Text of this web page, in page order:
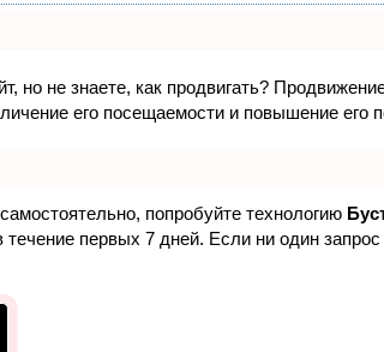
но не знаете, как продвигать?
его посещаемости и повышение его
попробуйте технологию
первых 7 дней. Если ни один